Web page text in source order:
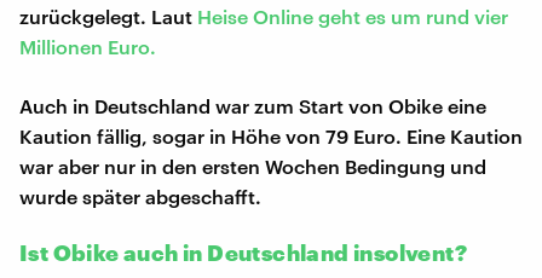
zurückgelegt. Laut Heise Online geht es um rund vier
Millionen Euro.
Auch in Deutschland war zum Start von Obike eine
Kaution fällig, sogar in Höhe von 79 Euro. Eine Kaution
war aber nur in den ersten Wochen Bedingung und
wurde später abgeschafft.
Ist Obike auch in Deutschland insolvent?